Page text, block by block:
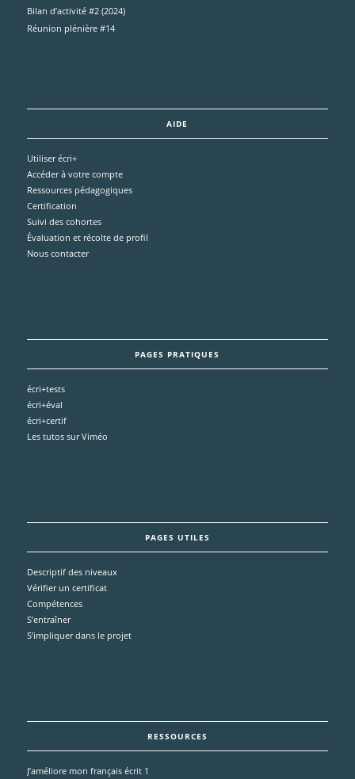
Bilan d’activité #2 (2024)
Réunion plénière #14
AIDE
Utiliser écri+
Accéder à votre compte
Ressources pédagogiques
Certification
Suivi des cohortes
Évaluation et récolte de profil
Nous contacter
PAGES PRATIQUES
écri+tests
écri+éval
écri+certif
Les tutos sur Viméo
PAGES UTILES
Descriptif des niveaux
Vérifier un certificat
Compétences
S’entraîner
S’impliquer dans le projet
RESSOURCES
J’améliore mon français écrit 1